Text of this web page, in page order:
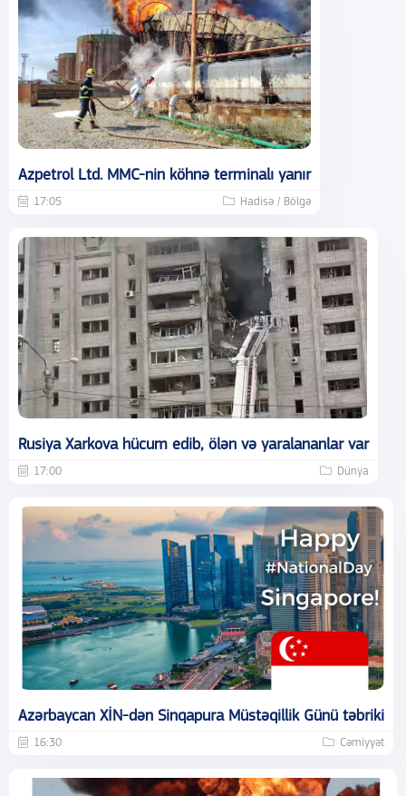
Azpetrol Ltd. MMC-nin köhnə terminalı yanır
17:05 Hadisə / Bölgə
Rusiya Xarkova hücum edib, ölən və yaralananlar var
17:00 Dünya
Azərbaycan XİN-dən Sinqapura Müstəqillik Günü təbriki
16:30 Cəmiyyət